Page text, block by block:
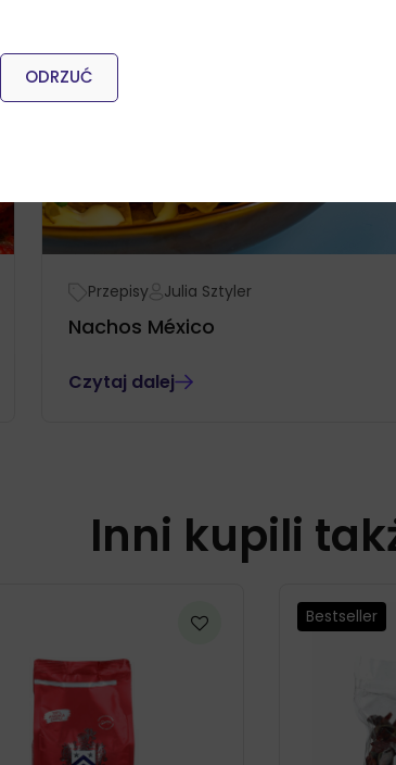
ODRZUĆ
Przepisy Julia Sztyler
Nachos México
Czytaj dalej
Inni kupili
Bestseller